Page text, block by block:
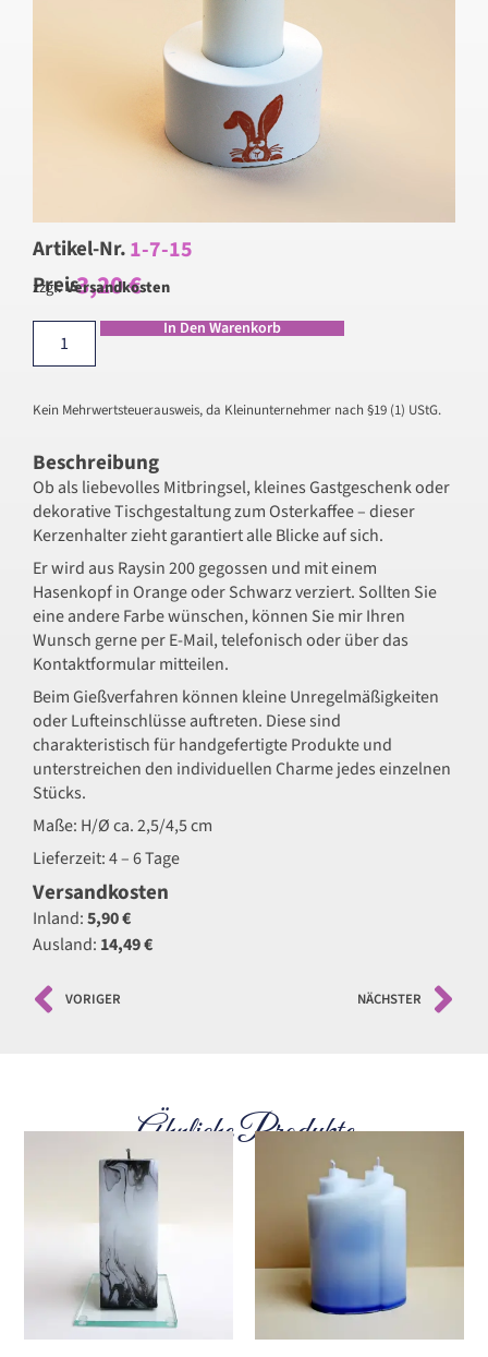
Artikel-Nr.1-7-15
Preis3,20€
zzgl.Versandkosten
In Den Warenkorb
Kein Mehrwertsteuerausweis, da Kleinunternehmer nach §19 (1) UStG.
Beschreibung
Ob als liebevolles Mitbringsel, kleines Gastgeschenk oder
dekorative Tischgestaltung zum Osterkaffee – dieser
Kerzenhalter zieht garantiert alle Blicke auf sich.
Er wird aus Raysin 200 gegossen und mit einem
Hasenkopf in Orange oder Schwarz verziert. Sollten Sie
eine andere Farbe wünschen, können Sie mir Ihren
Wunsch gerne per E-Mail, telefonisch oder über das
Kontaktformular mitteilen.
Beim Gießverfahren können kleine Unregelmäßigkeiten
oder Lufteinschlüsse auftreten. Diese sind
charakteristisch für handgefertigte Produkte und
unterstreichen den individuellen Charme jedes einzelnen
Stücks.
Maße: H/Ø ca. 2,5/4,5 cm
Lieferzeit: 4 – 6 Tage
Versandkosten
Inland:5,90 €
Ausland: 14,49 €
VORIGER NÄCHSTER
Ähnliche Produkte